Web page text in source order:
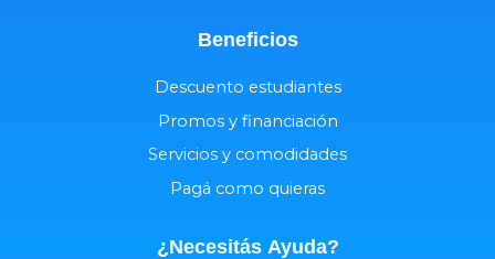
Beneficios
Descuento estudiantes
Promos y financiación
Servicios y comodidades
Pagá como quieras
¿Necesitás Ayuda?